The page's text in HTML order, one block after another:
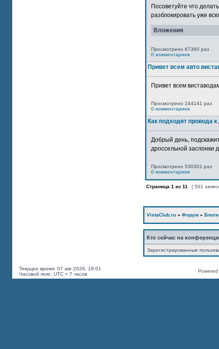
Посоветуйте что
разблокировать уже
Вложения
Просмотрено 67360 раз
0 комментариев
Привет всем авто
Привет всем
Просмотрено 244141 раз
0 комментариев
Как подходят провода
Добрый день,
дроссельной заслонки
Просмотрено 530301 раз
0 комментариев
Страница 1 из 11 [ 501
VistaClub.ru » Форум » Блоги
Кто сейчас на
Зарегистрированные
Текущее время: 07 авг 2026, 19:01
Часовой пояс: UTC + 7 часов